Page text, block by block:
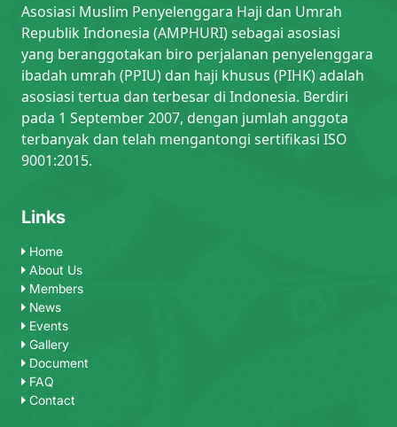
Asosiasi Muslim Penyelenggara Haji dan Umrah
Republik Indonesia (AMPHURI) sebagai asosiasi
yang beranggotakan biro perjalanan penyelenggara
ibadah umrah (PPIU) dan haji khusus (PIHK) adalah
asosiasi tertua dan terbesar di Indonesia. Berdiri
pada 1 September 2007, dengan jumlah anggota
terbanyak dan telah mengantongi sertifikasi ISO
9001:2015.
Links
Home
About Us
Members
News
Events
Gallery
Document
FAQ
Contact